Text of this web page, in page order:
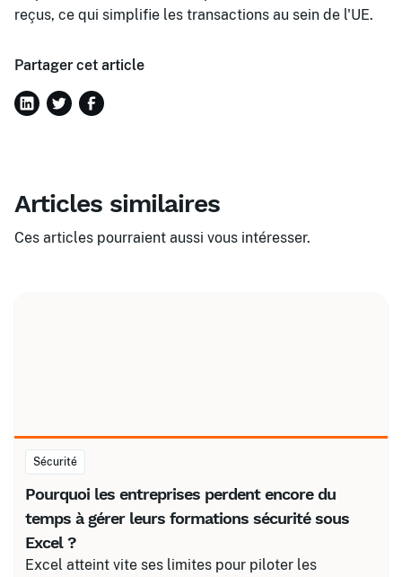
reçus, ce qui simplifie les transactions au sein de l'UE.
Partager cet article
Articles similaires
Ces articles pourraient aussi vous intéresser.
Sécurité
Pourquoi les entreprises perdent encore du
temps à gérer leurs formations sécurité sous
Excel ?
Excel atteint vite ses limites pour piloter les